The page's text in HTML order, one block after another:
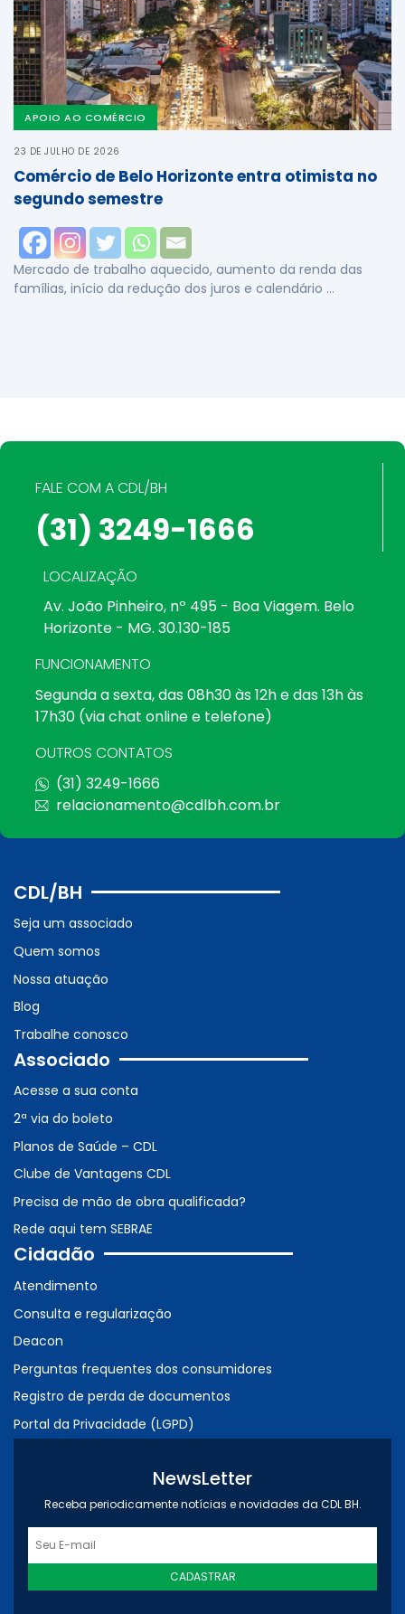
APOIO AO COMÉRCIO
23 DE JULHO DE 2026
Comércio de Belo Horizonte entra otimista no
segundo semestre
Mercado de trabalho aquecido, aumento da renda das
famílias, início da redução dos juros e calendário …
FALE COM A CDL/BH
(31) 3249-1666
LOCALIZAÇÃO
Av. João Pinheiro, nº 495 - Boa Viagem. Belo
Horizonte - MG. 30.130-185
FUNCIONAMENTO
Segunda a sexta, das 08h30 às 12h e das 13h às
17h30 (via chat online e telefone)
OUTROS CONTATOS
(31) 3249-1666
relacionamento@cdlbh.com.br
CDL/BH
Seja um associado
Quem somos
Nossa atuação
Blog
Trabalhe conosco
Associado
Acesse a sua conta
2ª via do boleto
Planos de Saúde – CDL
Clube de Vantagens CDL
Precisa de mão de obra qualificada?
Rede aqui tem SEBRAE
Cidadão
Atendimento
Consulta e regularização
Deacon
Perguntas frequentes dos consumidores
Registro de perda de documentos
Portal da Privacidade (LGPD)
NewsLetter
Receba periodicamente notícias e novidades da CDL BH.
CADASTRAR